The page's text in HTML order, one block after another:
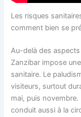
Les risques
comment bien se
Au-delà des
Zanzibar impose
sanitaire. Le
visiteurs, surtout
mai, puis
conduit aussi à la